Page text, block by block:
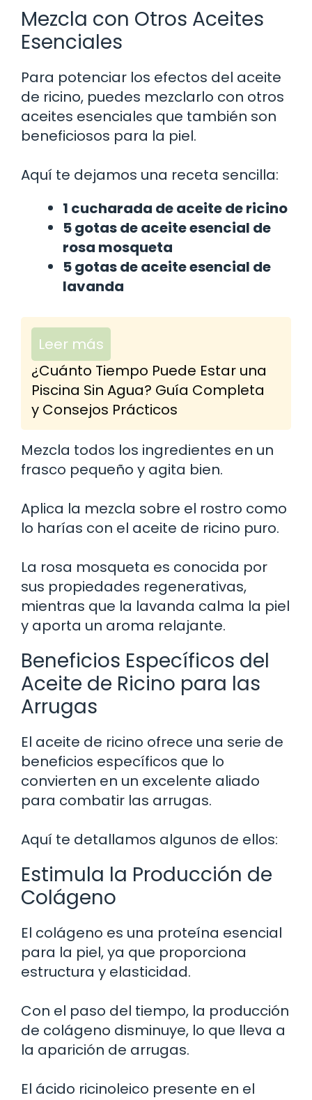
Mezcla con Otros Aceites
Esenciales
Para potenciar los efectos del aceite
de ricino, puedes mezclarlo con otros
aceites esenciales que también son
beneficiosos para la piel.
Aquí te dejamos una receta sencilla:
1 cucharada de aceite de ricino
5 gotas de aceite esencial de
rosa mosqueta
5 gotas de aceite esencial de
lavanda
Leer más
¿Cuánto Tiempo Puede Estar una
Piscina Sin Agua? Guía Completa
y Consejos Prácticos
Mezcla todos los ingredientes en un
frasco pequeño y agita bien.
Aplica la mezcla sobre el rostro como
lo harías con el aceite de ricino puro.
La rosa mosqueta es conocida por
sus propiedades regenerativas,
mientras que la lavanda calma la piel
y aporta un aroma relajante.
Beneficios Específicos del
Aceite de Ricino para las
Arrugas
El aceite de ricino ofrece una serie de
beneficios específicos que lo
convierten en un excelente aliado
para combatir las arrugas.
Aquí te detallamos algunos de ellos:
Estimula la Producción de
Colágeno
El colágeno es una proteína esencial
para la piel, ya que proporciona
estructura y elasticidad.
Con el paso del tiempo, la producción
de colágeno disminuye, lo que lleva a
la aparición de arrugas.
El ácido ricinoleico presente en el